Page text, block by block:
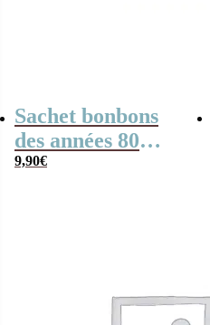
Sachet bonbons
des années 80
“Grand-mère
9,90€